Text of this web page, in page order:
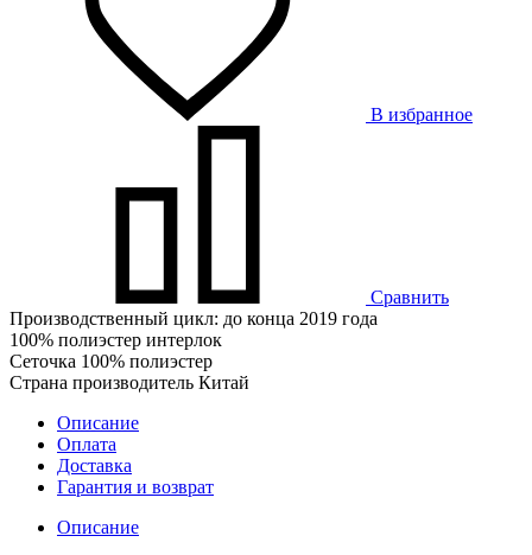
В избранное
Сравнить
Производственный цикл: до конца 2019 года
100% полиэстер интерлок
Сеточка 100% полиэстер
Страна производитель Китай
Описание
Оплата
Доставка
Гарантия и возврат
Описание